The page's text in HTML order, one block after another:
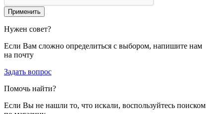
Применить
Нужен совет?
Если Вам сложно определиться с выбором, напишите нам
на почту
Задать вопрос
Помочь найти?
Если Вы не нашли то, что искали, воспользуйтесь поиском